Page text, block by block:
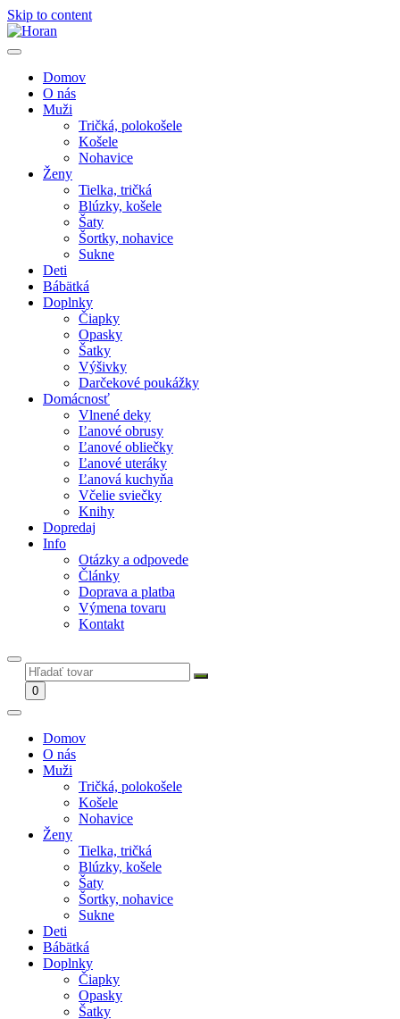
Skip to content
Domov
O nás
Muži
Tričká, polokošele
Košele
Nohavice
Ženy
Tielka, tričká
Blúzky, košele
Šaty
Šortky, nohavice
Sukne
Deti
Bábätká
Doplnky
Čiapky
Opasky
Šatky
Výšivky
Darčekové poukážky
Domácnosť
Vlnené deky
Ľanové obrusy
Ľanové obliečky
Ľanové uteráky
Ľanová kuchyňa
Včelie sviečky
Knihy
Dopredaj
Info
Otázky a odpovede
Články
Doprava a platba
Výmena tovaru
Kontakt
0
Domov
O nás
Muži
Tričká, polokošele
Košele
Nohavice
Ženy
Tielka, tričká
Blúzky, košele
Šaty
Šortky, nohavice
Sukne
Deti
Bábätká
Doplnky
Čiapky
Opasky
Šatky